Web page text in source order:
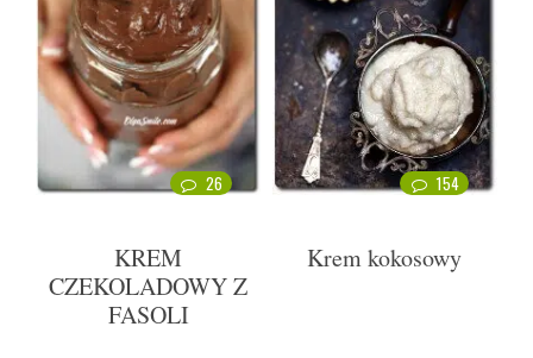
26
KREM
CZEKOLADOWY Z
FASOLI
154
Krem kokosowy